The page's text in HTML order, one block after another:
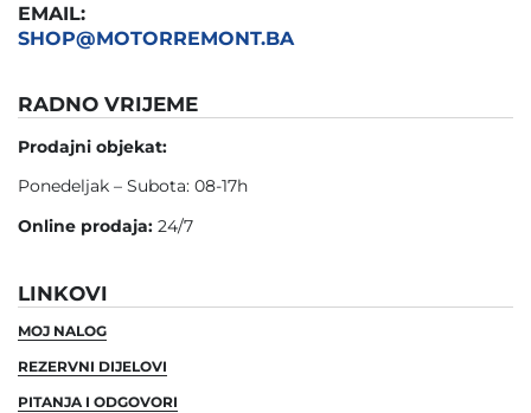
EMAIL:
SHOP@MOTORREMONT.BA
RADNO VRIJEME
Prodajni objekat:
Ponedeljak – Subota: 08-17h
Online prodaja: 24/7
LINKOVI
MOJ NALOG
REZERVNI DIJELOVI
PITANJA I ODGOVORI